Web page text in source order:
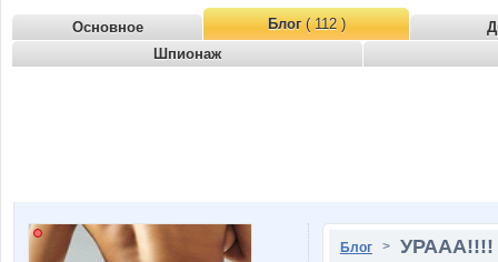
Основное Блог( 112 )
Шпионаж
Блог > УРААА!!!!